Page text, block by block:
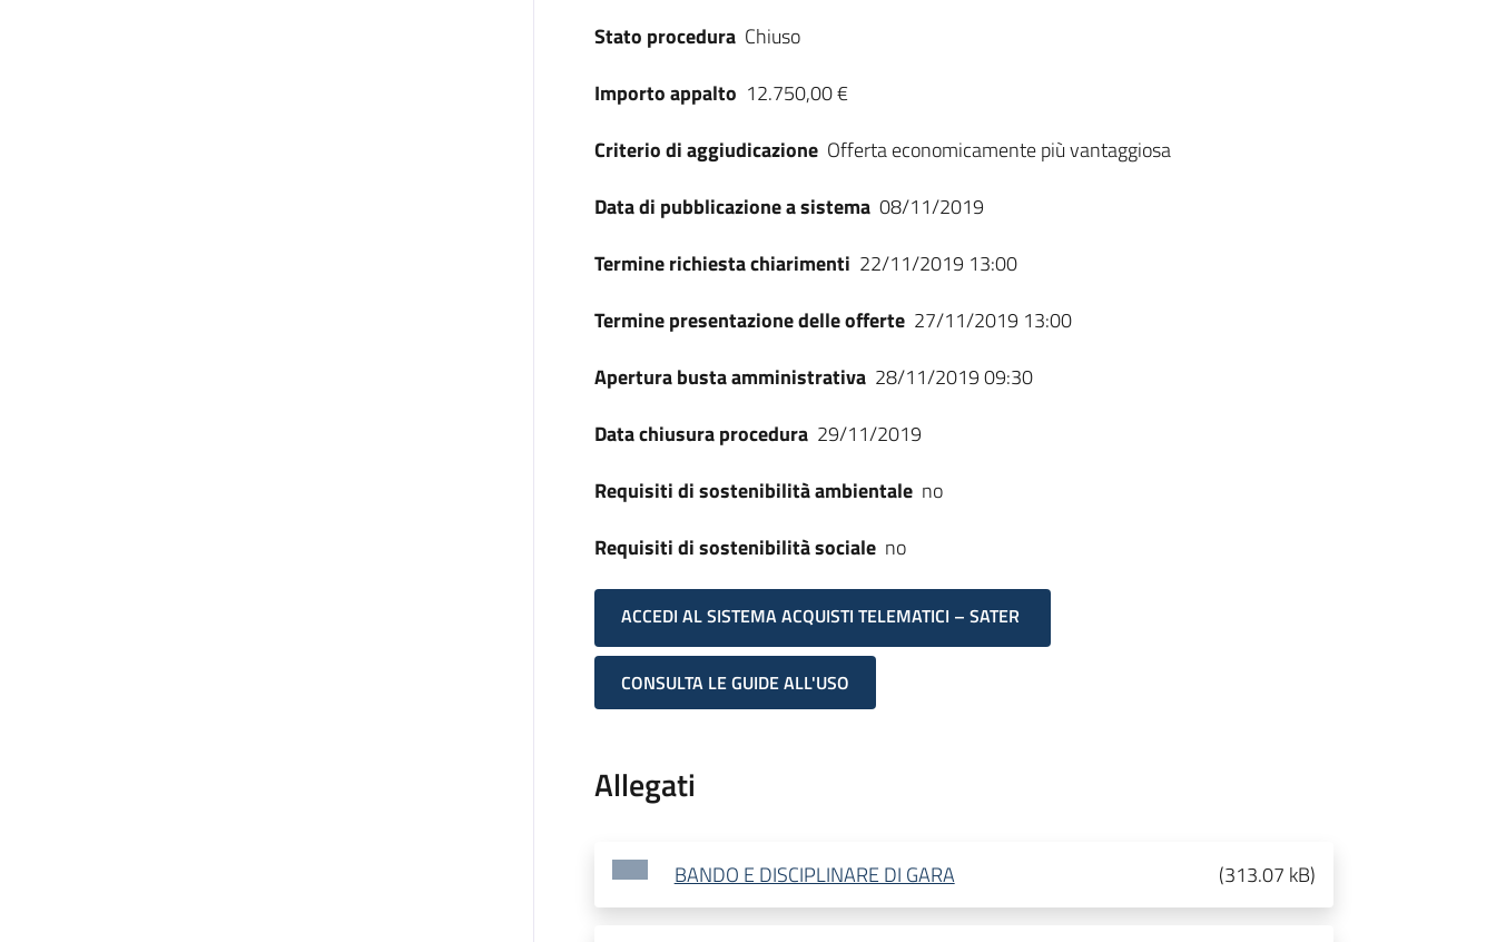
Stato procedura Chiuso
Importo appalto 12.750,00 €
Criterio di aggiudicazione Offerta economicamente più vantaggiosa
Data di pubblicazione a sistema 08/11/2019
Termine richiesta chiarimenti 22/11/2019 13:00
Termine presentazione delle offerte 27/11/2019 13:00
Apertura busta amministrativa 28/11/2019 09:30
Data chiusura procedura 29/11/2019
Requisiti di sostenibilità ambientale no
Requisiti di sostenibilità sociale no
ACCEDI AL SISTEMA ACQUISTI TELEMATICI – SATER
CONSULTA LE GUIDE ALL'USO
Allegati
BANDO E DISCIPLINARE DI GARA (313.07 kB)